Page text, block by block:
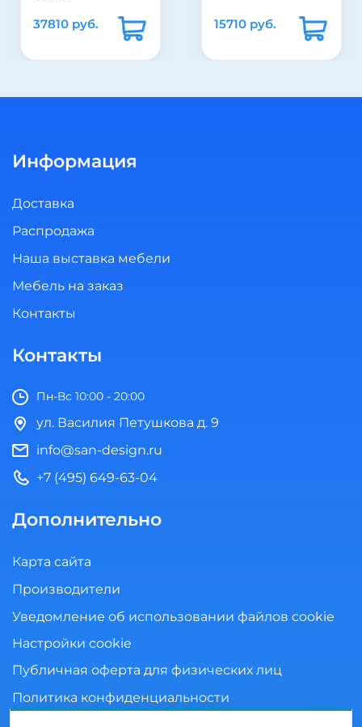
37810 руб. 15710 руб.
Информация
Доставка
Распродажа
Наша выставка мебели
Мебель на заказ
Контакты
Контакты
Пн-Вс 10:00 - 20:00
ул. Василия Петушкова д. 9
info@san-design.ru
+7 (495) 649-63-04
Дополнительно
Карта сайта
Производители
Уведомление об использовании файлов cookie
Настройки cookie
Публичная оферта для физических лиц
Политика конфиденциальности